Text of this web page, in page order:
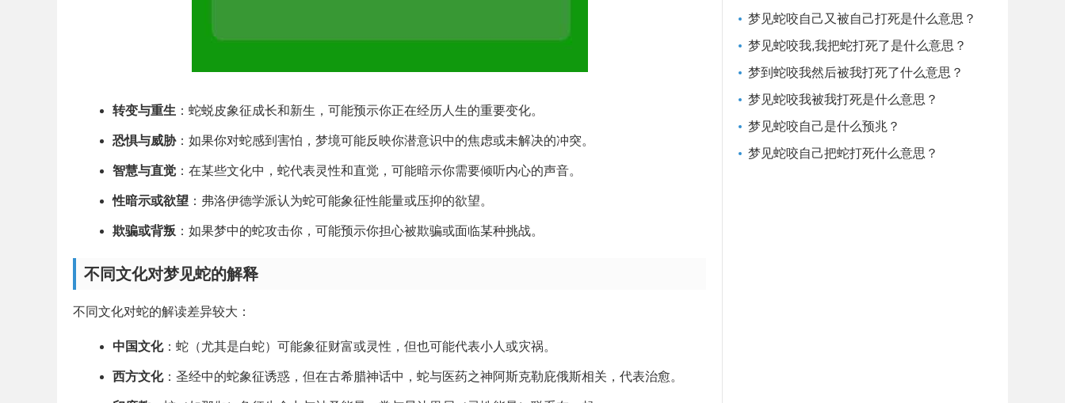
转变与重生 ：蛇蜕皮象征成长和新生，可能预示你正在经历人生的重要变化。
恐惧与威胁：如果你对蛇感到害怕，梦境可能反映你潜意识中的焦虑或未解决的冲突。
智慧与直觉 ：在某些文化中，蛇代表灵性和直觉，可能暗示你需要倾听内心的声音。
性暗示或欲望 ：弗洛伊德学派认为蛇可能象征性能量或压抑的欲望。
欺骗或背叛 ：如果梦中的蛇攻击你，可能预示你担心被欺骗或面临某种挑战。
不同文化对梦见蛇的解释
不同文化对蛇的解读差异较大：
中国文化：蛇（尤其是白蛇）可能象征财富或灵性，但也可能代表小人或灾祸。
西方文化：圣经中的蛇象征诱惑，但在古希腊神话中，蛇与医药之神阿斯克勒庇俄斯相关，代表治愈。
梦见蛇咬自己又被自己打死是什么意思？
梦见蛇咬我,我把蛇打死了是什么意思？
梦到蛇咬我然后被我打死了什么意思？
梦见蛇咬我被我打死是什么意思？
梦见蛇咬自己是什么预兆？
梦见蛇咬自己把蛇打死什么意思？